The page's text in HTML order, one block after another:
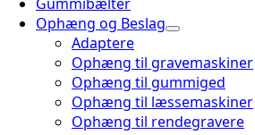
Ophæng og Beslag
Adaptere
Ophæng til gravemaskiner
Ophæng til gummiged
Ophæng til læssemaskiner
Ophæng til rendegravere